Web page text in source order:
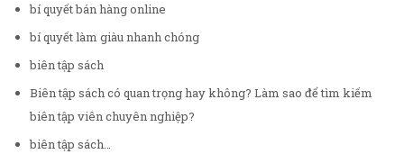
bí quyết bán hàng online
bí quyết làm giàu nhanh chóng
biên tập sách
Biên tập sách có quan trọng hay không? Làm sao để tìm kiếm
biên tập viên chuyên nghiệp?
biên tập sách…